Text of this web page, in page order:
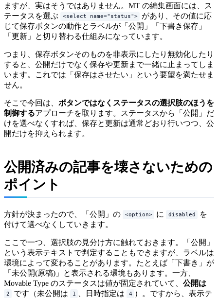
ますが、実はそうではありません。MT の編集画面には、ス
テータスを選ぶ
<select name="status">
があり、その値に応
じて保存ボタンの動作とラベルが「公開」「下書き保存」
「更新」と切り替わる仕組みになっています。
つまり、保存ボタンそのものを非表示にしたり無効化したり
すると、公開だけでなく保存や更新まで一緒に止まってしま
います。これでは「保存はさせたい」という要望を満たせま
せん。
そこで今回は、 ボタンではなくステータスの選択肢のほうを
制御するアプローチを取ります。ステータスから「公開」だ
けを選べなくすれば、保存と更新は通常どおり行いつつ、公
開だけを抑えられます。
公開済みの記事を壊さないための
ポイント
方針が決まったので、「公開」の <option> に disabled
を
付けて選べなくしていきます。
ここで一つ、選択肢の見分け方に触れておきます。「公開」
という表示テキストで判定することもできますが、ラベルは
環境によって変わることがあります。たとえば「下書き」が
「未公開(原稿)」と表示される環境もあります。一方、
Movable Type のステータスは値が固定されていて、 公開は
2 です（未公開は 1 、日時指定は 4 ）。ですから、表示テ